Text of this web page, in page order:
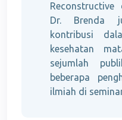
Dr. Brenda
kontribusi
kesehatan
sejumlah
beberapa
ilmiah di